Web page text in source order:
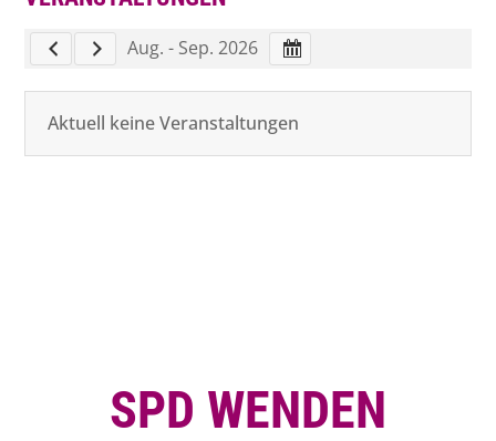
Previous Calendar
Next Calendar
Aug. - Sep. 2026 Monat auswählen
Aktuell keine Veranstaltungen
SPD WENDEN